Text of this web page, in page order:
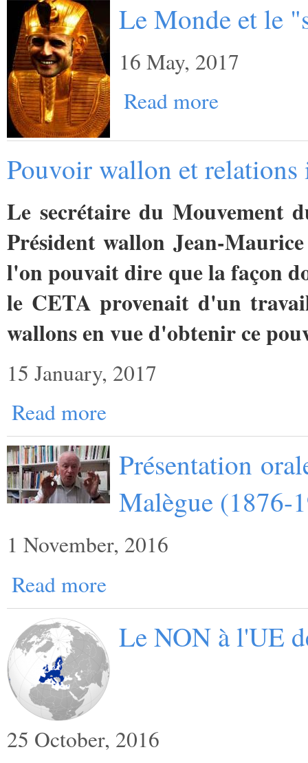
Le Monde et le
16 May, 2017
Read more
Pouvoir wallon et relations
Le secrétaire du Mouvement
Président wallon Jean-
l'on pouvait dire que la façon
le CETA provenait d'un
wallons en vue d'obtenir ce
15 January, 2017
Read more
Présentation
Malègue (1876-
1 November, 2016
Read more
Le NON à l'UE
25 October, 2016